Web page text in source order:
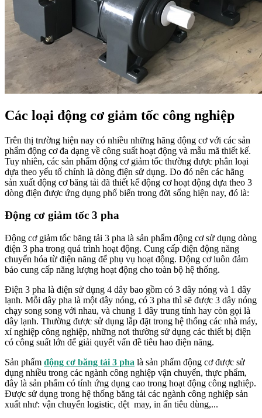
Các loại động cơ giảm tốc công nghiệp
Trên thị trường hiện nay có nhiều những hãng động cơ với các sản
phẩm động cơ đa dạng về công suất hoạt động và mẫu mã thiết kế.
Tuy nhiên, các sản phẩm động cơ giảm tốc thường được phân loại
dựa theo yếu tố chính là dòng điện sử dụng. Do đó nên các hãng
sản xuất động cơ băng tải đã thiết kế động cơ hoạt động dựa theo 3
dòng điện được ứng dụng phổ biến trong đời sống hiện nay, đó là:
Động cơ giảm tốc 3 pha
Động cơ giảm tốc băng tải 3 pha là sản phẩm động cơ sử dụng dòng
điện 3 pha trong quá trình hoạt động. Cung cấp điện động năng
chuyển hóa từ điện năng để phụ vụ hoạt động. Động cơ luôn đảm
bảo cung cấp năng lượng hoạt động cho toàn bộ hệ thống.
Điện 3 pha là điện sử dụng 4 dây bao gồm có 3 dây nóng và 1 dây
lạnh. Mỗi dây pha là một dây nóng, có 3 pha thì sẽ được 3 dây nóng
chạy song song với nhau, và chung 1 dây trung tính hay còn gọi là
dây lạnh. Thường được sử dụng lắp đặt trong hệ thống các nhà máy,
xí nghiệp công nghiệp, những nơi thường sử dụng các thiết bị điện
có công suất lớn để giải quyết vấn đề tiêu hao điện năng.
Sản phẩm động cơ băng tải 3 pha là sản phẩm động cơ được sử
dụng nhiều trong các ngành công nghiệp vận chuyển, thực phẩm,
đây là sản phẩm có tính ứng dụng cao trong hoạt động công nghiệp.
Được sử dụng trong hệ thống băng tải các ngành công nghiệp sản
xuất như: vận chuyển logistic, dệt may, in ấn tiêu dùng,...